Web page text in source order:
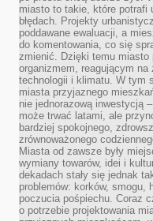
miasto to takie, które potrafi
błędach. Projekty
poddawane ewaluacji, a
do komentowania, co się
zmienić. Dzięki temu miasto
organizmem, reagującym
technologii i klimatu. W tym
miasta przyjaznego
nie jednorazową inwestycją
może trwać latami, ale
bardziej spokojnego,
zrównoważonego
Miasta od zawsze były
wymiany towarów, idei i
dekadach stały się jednak
problemów: korków, smogu,
poczucia pośpiechu. Coraz
o potrzebie projektowania